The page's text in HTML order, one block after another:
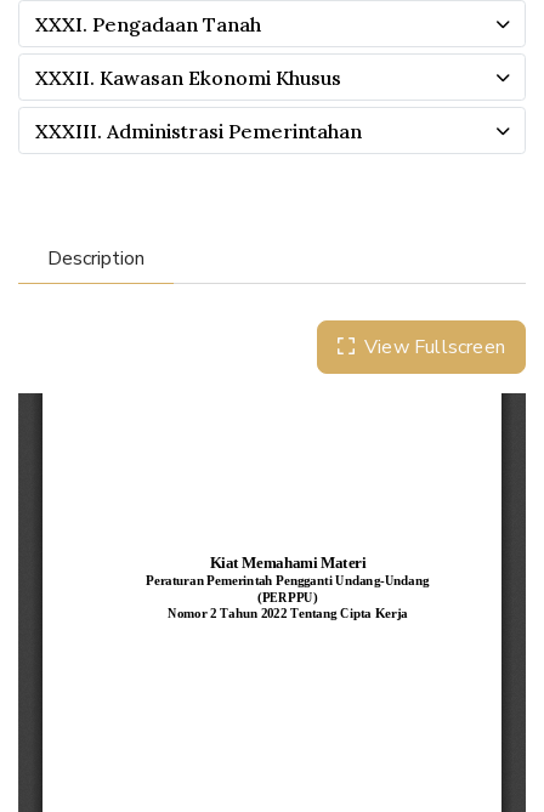
XXXI. Pengadaan Tanah
XXXII. Kawasan Ekonomi Khusus
XXXIII. Administrasi Pemerintahan
Description
View Fullscreen